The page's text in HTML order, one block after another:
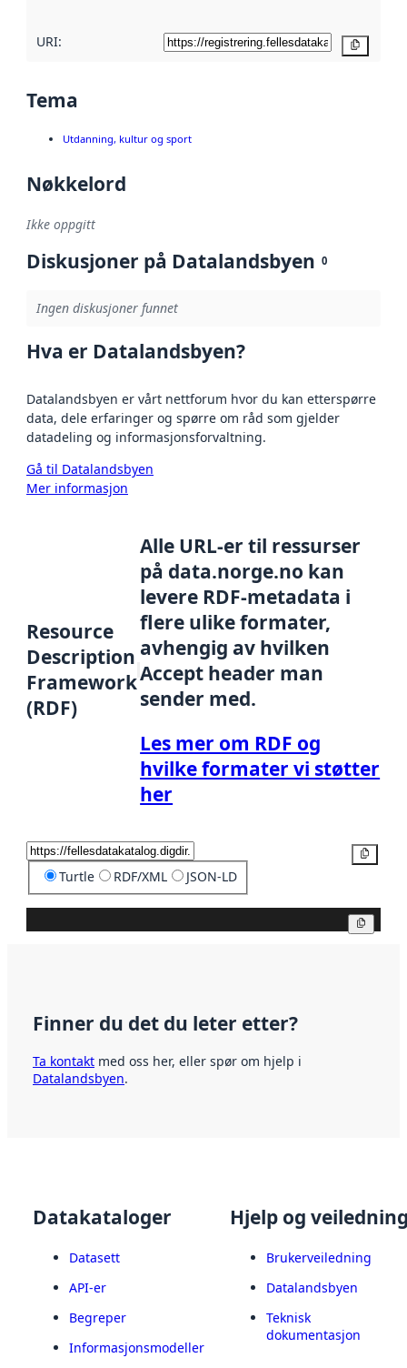
URI:
Tema
Utdanning, kultur og sport
Nøkkelord
Ikke oppgitt
Diskusjoner på Datalandsbyen 0
Ingen diskusjoner funnet
Hva er Datalandsbyen?
Datalandsbyen er vårt nettforum hvor du kan etterspørre
data, dele erfaringer og spørre om råd som gjelder
datadeling og informasjonsforvaltning.
Gå til Datalandsbyen
Mer informasjon
Resource
Description
Framework
(RDF)
Alle URL-er til ressurser
på data.norge.no kan
levere RDF-metadata i
flere ulike formater,
avhengig av hvilken
Accept header man
sender med.
Les mer om RDF og
hvilke formater vi støtter
her
Turtle RDF/XML JSON-LD
Finner du det du leter etter?
Ta kontakt med oss her, eller spør om hjelp i
Datalandsbyen.
Datakataloger
Datasett
API-er
Begreper
Informasjonsmodeller
Hjelp og
Brukerveiledning
Datalandsbyen
Teknisk
dokumentasjon